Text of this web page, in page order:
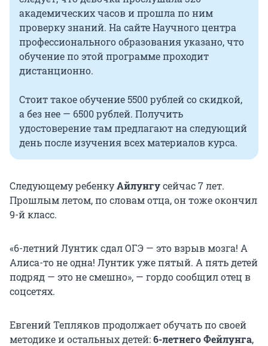
академических часов и прошла по ним
проверку знаний. На сайте Научного центра
профессионального образования указано, что
обучение по этой программе проходит
дистанционно.
Стоит такое обучение 5500 рублей со скидкой,
а без нее — 6500 рублей. Получить
удостоверение там предлагают на следующий
день после изучения всех материалов курса.
Следующему ребенкуАйлунгусейчас 7 лет.
Прошлым летом, по словам отца, он тоже окончил
9-й класс.
«6-летний Лунтик сдал ОГЭ — это взрыв мозга! А
Алиса-то не одна! Лунтик уже пятый. А пять детей
подряд — это не смешно», — гордо сообщил отец в
соцсетях.
Евгений Тепляков продолжает обучать по своей
методике и остальных детей:6-летнего Фейлунга,